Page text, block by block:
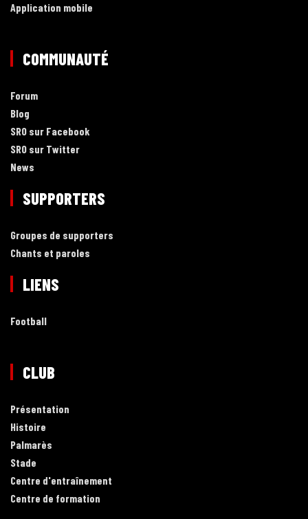
Application mobile
COMMUNAUTÉ
Forum
Blog
SRO sur Facebook
SRO sur Twitter
News
SUPPORTERS
Groupes de supporters
Chants et paroles
LIENS
Football
CLUB
Présentation
Histoire
Palmarès
Stade
Centre d'entraînement
Centre de formation